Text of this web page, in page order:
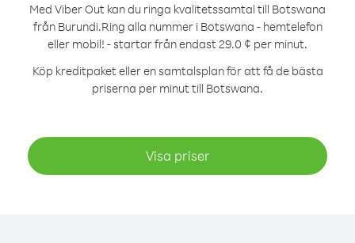
Med Viber Out kan du ringa kvalitetssamtal till Botswana
från Burundi.Ring alla nummer i Botswana - hemtelefon
eller mobil! - startar från endast 29.0 ¢ per minut.
Köp kreditpaket eller en samtalsplan för att få de bästa
priserna per minut till Botswana.
Visa priser